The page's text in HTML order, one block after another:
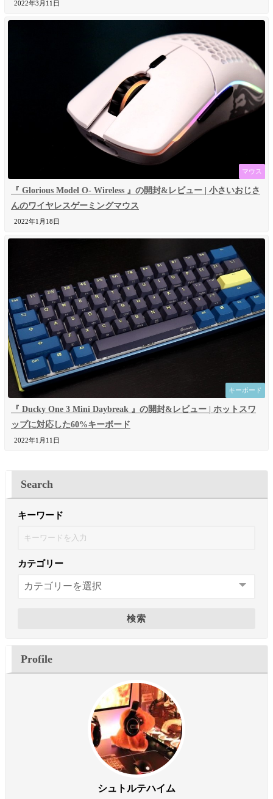
2022年3月11日
マウス
『 Glorious Model O- Wireless 』の開封&レビュー | 小さいおじさ
んのワイヤレスゲーミングマウス
2022年1月18日
キーボード
『 Ducky One 3 Mini Daybreak 』の開封&レビュー | ホットスワ
ップに対応した60%キーボード
2022年1月11日
Search
キーワード
カテゴリー
検索
Profile
シュトルテハイム